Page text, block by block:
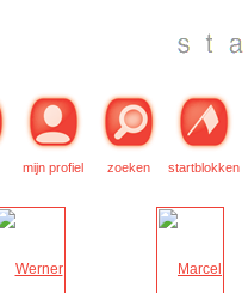
mijn profiel zoeken startblokken